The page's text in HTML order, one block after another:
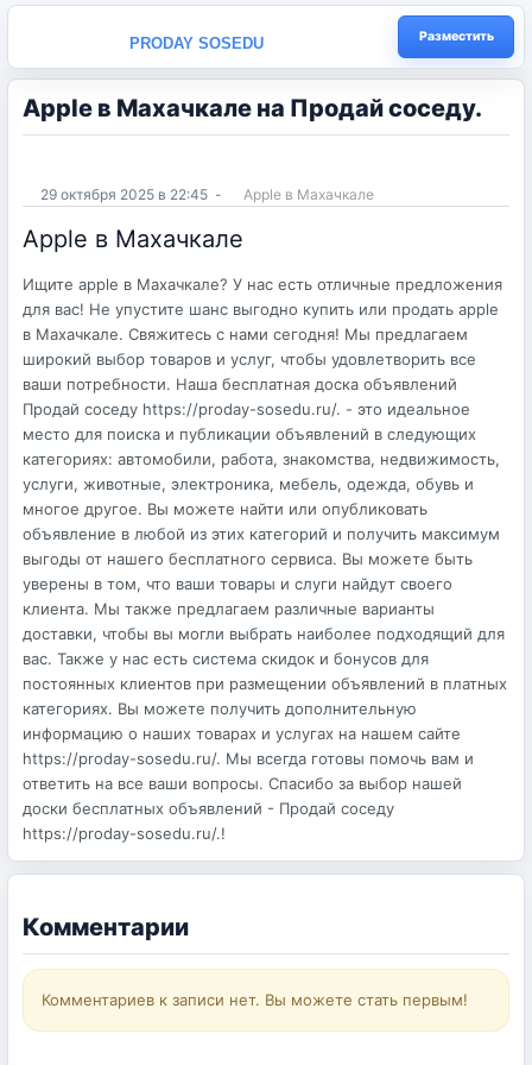
PRODAY SOSEDU Разместить
Apple в Махачкале на Продай соседу.
29 октября 2025 в 22:45 - Apple в Махачкале
Apple в Махачкале
Ищите apple в Махачкале? У нас есть отличные предложения
для вас! Не упустите шанс выгодно купить или продать apple
в Махачкале. Свяжитесь с нами сегодня! Мы предлагаем
широкий выбор товаров и услуг, чтобы удовлетворить все
ваши потребности. Наша бесплатная доска объявлений
Продай соседу https://proday-sosedu.ru/. - это идеальное
место для поиска и публикации объявлений в следующих
категориях: автомобили, работа, знакомства, недвижимость,
услуги, животные, электроника, мебель, одежда, обувь и
многое другое. Вы можете найти или опубликовать
объявление в любой из этих категорий и получить максимум
выгоды от нашего бесплатного сервиса. Вы можете быть
уверены в том, что ваши товары и слуги найдут своего
клиента. Мы также предлагаем различные варианты
доставки, чтобы вы могли выбрать наиболее подходящий для
вас. Также у нас есть система скидок и бонусов для
постоянных клиентов при размещении объявлений в платных
категориях. Вы можете получить дополнительную
информацию о наших товарах и услугах на нашем сайте
https://proday-sosedu.ru/. Мы всегда готовы помочь вам и
ответить на все ваши вопросы. Спасибо за выбор нашей
доски бесплатных объявлений - Продай соседу
https://proday-sosedu.ru/.!
Комментарии
Комментариев к записи нет. Вы можете стать первым!